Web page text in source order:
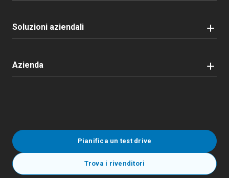
Soluzioni aziendali
Azienda
Pianifica un test drive
Trova i rivenditori